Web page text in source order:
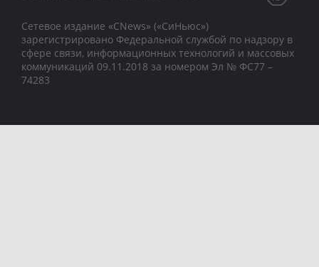
Сетевое издание «CNews» («СиНьюс»)
зарегистрировано Федеральной службой по надзору в
сфере связи, информационных технологий и массовых
коммуникаций 09.11.2018 за номером Эл № ФС77 –
74283